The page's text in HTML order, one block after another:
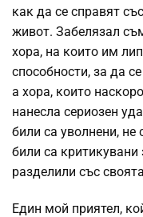
как да се справят
живот. Забелязал
хора, на които им
способности, за да
а хора, които
нанесла сериозен
били са уволнени, не
били са критикувани
разделили със
Един мой приятел,